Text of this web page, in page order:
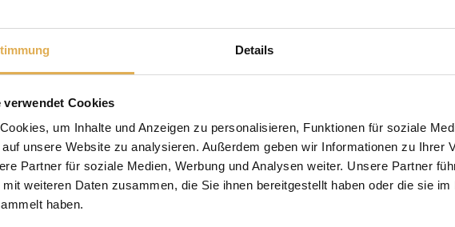
Details
verwendet Cookies
um Inhalte und Anzeigen zu personalisieren, Funktionen für soziale
unsere Website zu analysieren. Außerdem geben wir Informationen zu Ihrer
Partner für soziale Medien, Werbung und Analysen weiter. Unsere Partner
weiteren Daten zusammen, die Sie ihnen bereitgestellt haben oder die sie
haben.
16/04/2026 – 19/04/2026
Ulm Messe
Stand
Halle 6, Stand 202
Öffnungszeiten
Sie einenkostenlosen
Wert von 199
Sicherheit für Ihr
Anrede